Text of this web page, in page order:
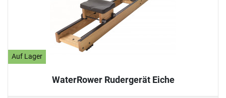
Auf Lager
WaterRower Rudergerät Eiche